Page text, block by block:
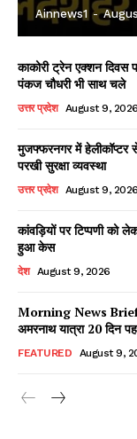
Facebook
X
Read
Ainnews1 -
काकोरी ट्रेन एक्शन
पंकज चौधरी भी साथ चले
उत्तर प्रदेश August 9, 2026
मुजफ्फरनगर में हेलीकॉप्टर
परखी सुरक्षा व्यवस्था
उत्तर प्रदेश August 9, 2026
कांवड़ियों पर टिप्पणी को
हुआ केस
देश August 9, 2026
Morning News Brief:
अमरनाथ यात्रा 20 दिन
FEATURED August 9,